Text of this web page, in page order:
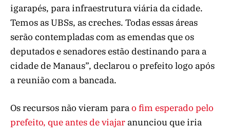
igarapés, para infraestrutura viária da cidade.
Temos as UBSs, as creches. Todas essas áreas
serão contempladas com as emendas que os
deputados e senadores estão destinando para a
cidade de Manaus”, declarou o prefeito logo após
a reunião com a bancada.
Os recursos não vieram parao fim esperado pelo
prefeito, que antes de viajar anunciou que iria